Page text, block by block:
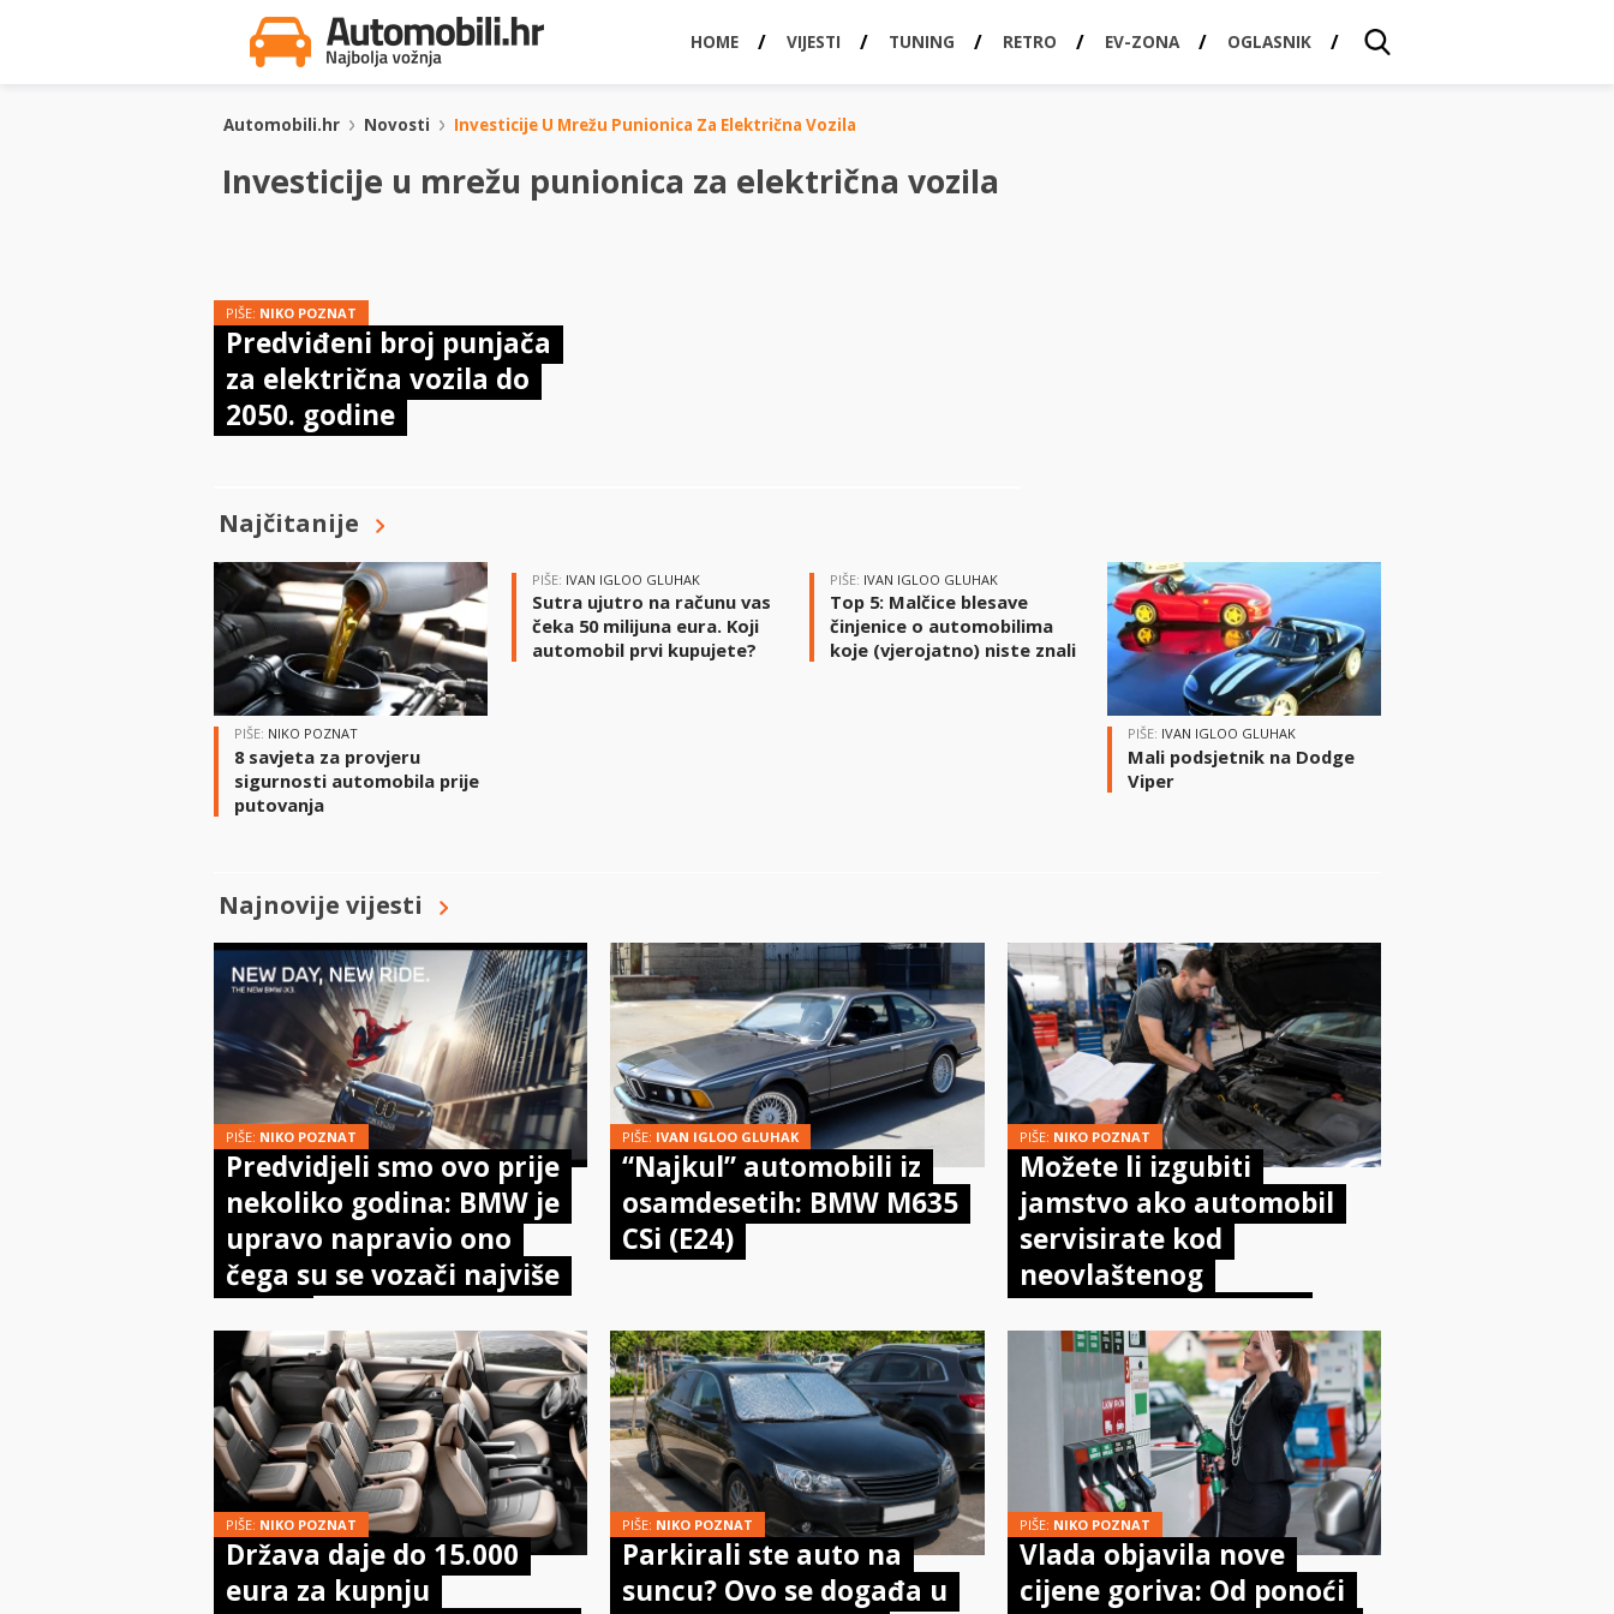
HOME VIJESTI TUNING RETRO EV-ZONA OGLASNIK
Automobili.hr Novosti Investicije U Mrežu Punionica Za Električna Vozila
Investicije u mrežu punionica za električna vozila
PIŠE: NIKO POZNAT
Predviđeni broj punjača
za električna vozila do
2050. godine
Najčitanije
PIŠE: NIKO POZNAT
8 savjeta za provjeru
sigurnosti automobila prije
putovanja
PIŠE: IVAN IGLOO GLUHAK
Sutra ujutro na računu vas
čeka 50 milijuna eura. Koji
automobil prvi kupujete?
PIŠE: IVAN IGLOO GLUHAK
Top 5: Malčice blesave
činjenice o automobilima
koje (vjerojatno) niste znali
PIŠE: IVAN IGLOO GLUHAK
Mali podsjetnik na Dodge
Viper
Najnovije vijesti
PIŠE: NIKO POZNAT
Predvidjeli smo ovo prije
nekoliko godina: BMW je
upravo napravio ono
čega su se vozači najviše
PIŠE: IVAN IGLOO GLUHAK
“Najkul” automobili iz
osamdesetih: BMW M635
CSi (E24)
PIŠE: NIKO POZNAT
Možete li izgubiti
jamstvo ako automobil
servisirate kod
neovlaštenog
doista kaže zakon
PIŠE: NIKO POZNAT
Država daje do 15.000
eura za kupnju
PIŠE: NIKO POZNAT
Parkirali ste auto na
suncu? Ovo se događa u
PIŠE: NIKO POZNAT
Vlada objavila nove
cijene goriva: Od ponoći